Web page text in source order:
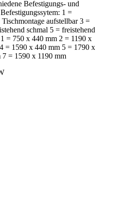
Befestigungs- und
1 =
aufstellbar 3 =
schmal 5 = freistehend
= 750 x 440 mm 2 = 1190 x
= 1590 x 440 mm 5 = 1790 x
= 1590 x 1190 mm